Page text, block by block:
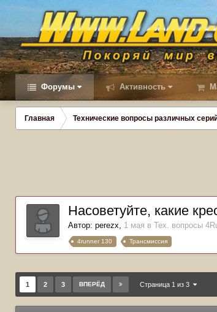
Форумы Активность
Главная Технические вопросы различных
Насоветуйте, какие
Автор: perezx, 1 мая в Тех. вопросы
4runner 130 Трансмиссия
1 2 3 ВПЕРЁД Страница 1 из 3